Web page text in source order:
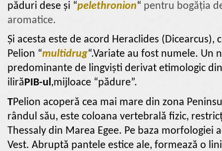
păduri dese și “pelethronion“ pentru bogăția
aromatice.
Și acesta este de acord Heraclides (Dicearcus),
Pelion “multidrug“.Variate au fost numele. Un
predominante de lingviști derivat etimologic
iliră PIB-ul ,mijloace “pădure”.
TPelion acoperă cea mai mare din zona
rândul său, este coloana vertebrală fizic,
Thessaly din Marea Egee. Pe baza morfologiei
Vest. Abruptă pantele estice ale, formează o